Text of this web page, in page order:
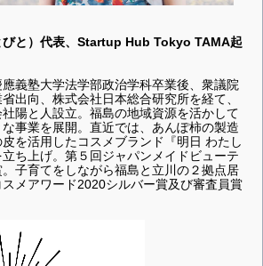
びと）代表、Startup Hub Tokyo TAMA起
義塾大学法学部政治学科卒業後、衆議院
出向、株式会社日本総合研究所を経て、
陽と人設立。福島の地域資源を活かして
事業を展開。直近では、あんぽ柿の製造
を活用したコスメブランド『明日 わたし
ち上げ。第５回ジャパンメイドビューテ
子育てをしながら福島と立川の２拠点居
メアワード2020シルバー賞及び審査員賞